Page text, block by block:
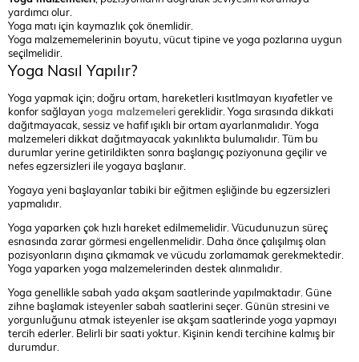
yardımcı olur.
Yoga matı için kaymazlık çok önemlidir.
Yoga malzememelerinin boyutu, vücut tipine ve yoga pozlarına uygun
seçilmelidir.
Yoga Nasıl Yapılır?
Yoga yapmak için; doğru ortam, hareketleri kısıtlmayan kıyafetler ve
konfor sağlayan yoga malzemelerigereklidir. Yoga sırasında dikkati
dağıtmayacak, sessiz ve hafif ışıklı bir ortam ayarlanmalıdır. Yoga
malzemeleri dikkat dağıtmayacak yakınlıkta bulumalıdır. Tüm bu
durumlar yerine getirildikten sonra başlangıç poziyonuna geçilir ve
nefes egzersizleri ile yogaya başlanır.
Yogaya yeni başlayanlar tabiki bir eğitmen eşliğinde bu egzersizleri
yapmalıdır.
Yoga yaparken çok hızlı hareket edilmemelidir. Vücudunuzun süreç
esnasında zarar görmesi engellenmelidir. Daha önce çalışılmış olan
pozisyonların dışına çıkmamak ve vücudu zorlamamak gerekmektedir.
Yoga yaparken yoga malzemelerinden destek alınmalıdır.
Yoga genellikle sabah yada akşam saatlerinde yapılmaktadır. Güne
zihne başlamak isteyenler sabah saatlerini seçer. Günün stresini ve
yorgunluğunu atmak isteyenler ise akşam saatlerinde yoga yapmayı
tercih ederler. Belirli bir saati yoktur. Kişinin kendi tercihine kalmış bir
durumdur.